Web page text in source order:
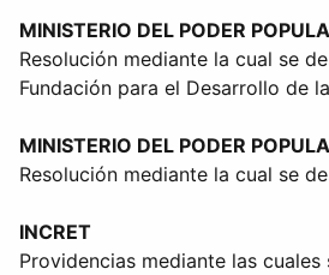
MINISTERIO DEL PODER
Resolución mediante la cual se
Fundación para el Desarrollo de
MINISTERIO DEL PODER
Resolución mediante la cual se
INCRET
Providencias mediante las